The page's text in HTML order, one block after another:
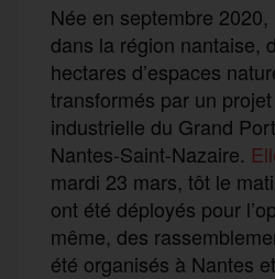
Née en septembre
dans la région nantaise,
hectares d’espaces
transformés par un
industrielle du Grand
Nantes-Saint-Nazaire.
mardi 23 mars, tôt le
ont été déployés pour
même, des
été organisés à Nantes